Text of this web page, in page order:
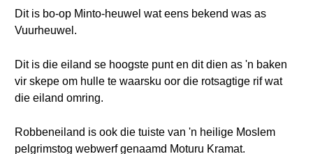
Dit is bo-op Minto-heuwel wat eens bekend was as
Vuurheuwel.
Dit is die eiland se hoogste punt en dit dien as 'n baken
vir skepe om hulle te waarsku oor die rotsagtige rif wat
die eiland omring.
Robbeneiland is ook die tuiste van 'n heilige Moslem
pelgrimstog webwerf genaamd Moturu Kramat.